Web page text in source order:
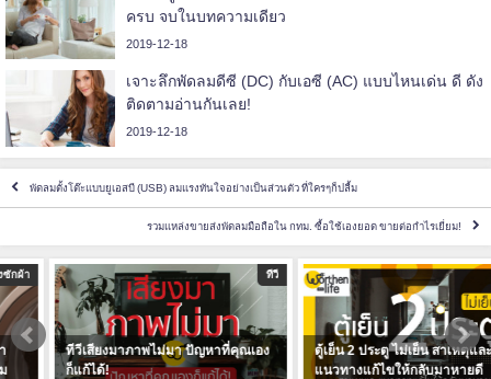
ครบ จบในบทความเดียว
2019-12-18
เจาะลึกพัดลมดีซี (DC) กับเอซี (AC) แบบไหนเด่น ดี ดัง
ติดตามอ่านกันเลย!
2019-12-18
พัดลมตั้งโต๊ะแบบยูเอสบี (USB) ลมแรงทันใจอย่างเป็นส่วนตัว ที่ใครๆก็ปลื้ม
รวมแหล่งขายส่งพัดลมมือถือใน กทม. ซื้อใช้เองยอด ขายต่อกำไรเยี่ยม!
ทีวี
ทีวีเสียงมาภาพไม่มา ปัญหาที่คุณเอง
ตู้เย็น 2 ประตู ไม่เย็น สาเหตุและ
แนวทางแก้ไขให้กลับมาหายดี